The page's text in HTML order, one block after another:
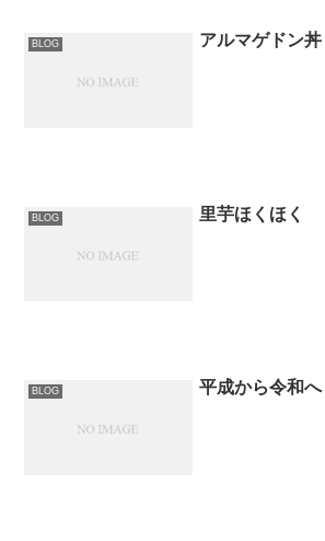
BLOG アルマゲドン丼
BLOG 里芋ほくほく
BLOG 平成から令和へ